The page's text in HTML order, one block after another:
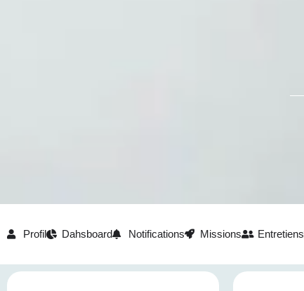
Profil Dahsboard Notifications Missions Entretiens